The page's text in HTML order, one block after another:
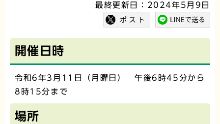
最終更新日：2024年5月9日
開催日時
令和6年3月11日（月曜日） 午後6時45分から
8時15分まで
場所